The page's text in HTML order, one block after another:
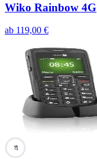
Wiko Rainbow 4G
ab 119,00 €
97